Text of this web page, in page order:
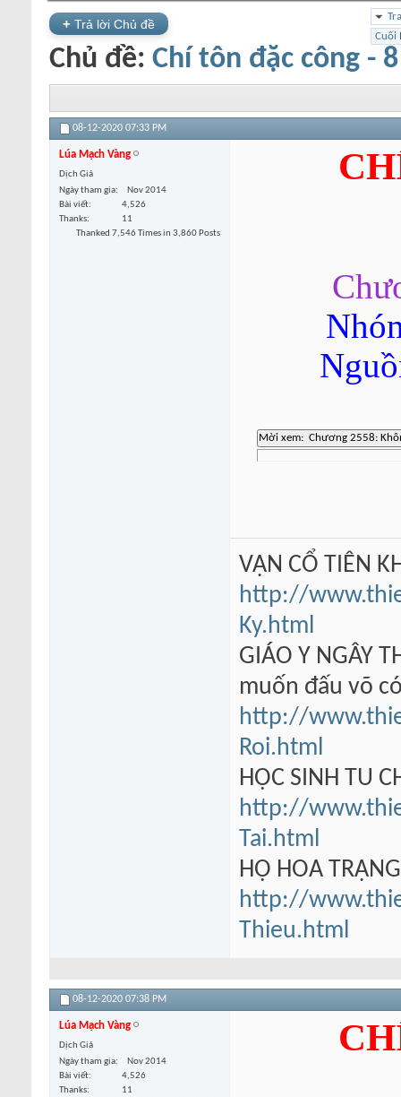
+ Trả lời Chủ đề
Cuối
Chủ đề: Chí tôn đặc công -
08-12-2020 07:33 PM
Lúa Mạch Vàng
Dịch Giả
Ngày tham gia
Nov 2014
Bài viết
4,526
Thanks
11
Thanked 7,546 Times in 3,860 Posts
VẠN CỔ TIÊN
http://
Ky.html
GIÁO Y NGÂY
muốn đấu võ
http://
Roi.html
HỌC SINH TU
http://
Tai.html
HỘ HOA
http://
Thieu.html
08-12-2020 07:38 PM
Lúa Mạch Vàng
Dịch Giả
Ngày tham gia
Nov 2014
Bài viết
4,526
Thanks
11